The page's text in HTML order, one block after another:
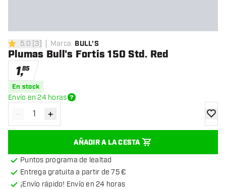
5 estrellas de puntuación
5.0 [3] Marca: BULL'S
Plumas Bull's Fortis 150 Std. Red
1,85
En stock
Envío en 24 horas
Disminuir cantidad
- Aumentar cantidad
+
AÑADIR A LA CESTA
Puntos programa de lealtad
Entrega gratuita a partir de 75 €
¡Envío rápido! Envío en 24 horas